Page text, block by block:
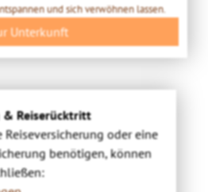
und sich verwöhnen lassen.
Unterkunft
& Reiserücktritt
Reiseversicherung oder eine
benötigen, können